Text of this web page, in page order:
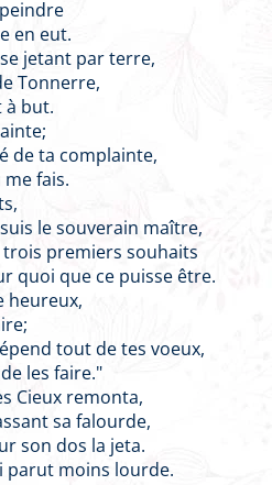
en eut.
jetant par terre,
Tonnerre,
à but.
de ta complainte,
fais.
le souverain maître,
trois premiers souhaits
quoi que ce puisse être.
heureux,
tout de tes voeux,
les faire."
Cieux remonta,
sa falourde,
son dos la jeta.
parut moins lourde.